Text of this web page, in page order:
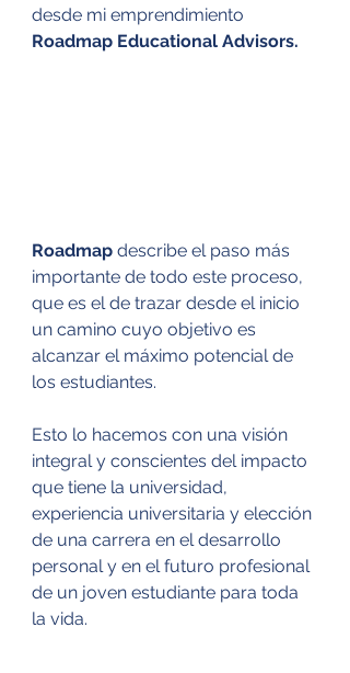
desde mi emprendimiento
Roadmap Educational Advisors.
Roadmap describe el paso más
importante de todo este proceso,
que es el de trazar desde el inicio
un camino cuyo objetivo es
alcanzar el máximo potencial de
los estudiantes.
Esto lo hacemos con una visión
integral y conscientes del impacto
que tiene la universidad,
experiencia universitaria y elección
de una carrera en el desarrollo
personal y en el futuro profesional
de un joven estudiante para toda
la vida.